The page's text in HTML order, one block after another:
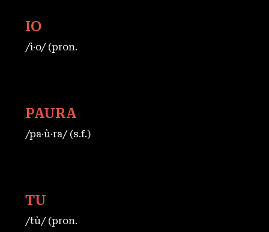
IO
/ì·o/ (pron.
PAURA
/pa·ù·ra/ (s.f.)
TU
/tù/ (pron.